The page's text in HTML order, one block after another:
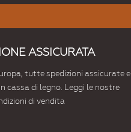
ASSICURATA
tutte spedizioni assicurate e
cassa di legno. Leggi le nostre
di vendita